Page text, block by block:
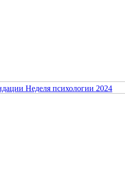
Неделя психологии 2024